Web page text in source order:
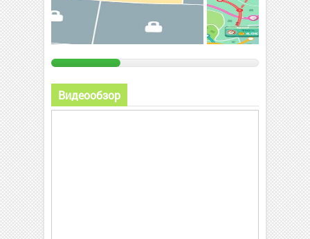
Видеообзор